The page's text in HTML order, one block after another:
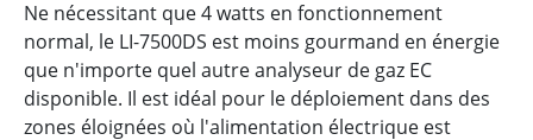
Ne nécessitant que 4 watts en fonctionnement
normal, le LI-7500DS est moins gourmand en énergie
que n'importe quel autre analyseur de gaz EC
disponible. Il est idéal pour le déploiement dans des
zones éloignées où l'alimentation électrique est